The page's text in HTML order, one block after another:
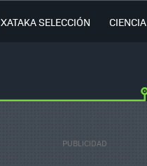
XATAKA SELECCIÓN CIENCIA